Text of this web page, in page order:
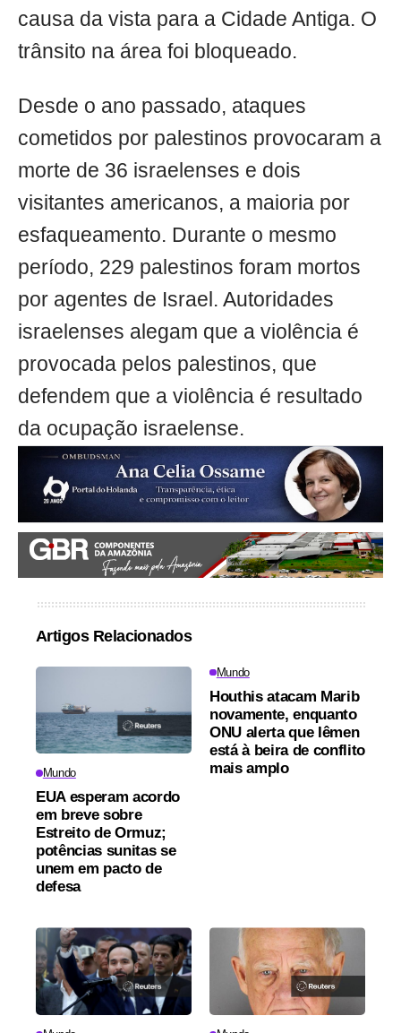
causa da vista para a Cidade Antiga. O
trânsito na área foi bloqueado.
Desde o ano passado, ataques
cometidos por palestinos provocaram a
morte de 36 israelenses e dois
visitantes americanos, a maioria por
esfaqueamento. Durante o mesmo
período, 229 palestinos foram mortos
por agentes de Israel. Autoridades
israelenses alegam que a violência é
provocada pelos palestinos, que
defendem que a violência é resultado
da ocupação israelense.
Artigos Relacionados
Mundo
EUA esperam acordo
em breve sobre
Estreito de Ormuz;
potências sunitas se
unem em pacto de
defesa
Mundo
Houthis atacam Marib
novamente, enquanto
ONU alerta que Iêmen
está à beira de conflito
mais amplo